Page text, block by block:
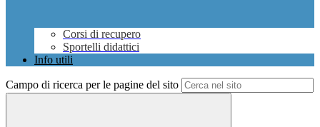
Corsi di recupero
Sportelli didattici
Info utili
Campo di ricerca per le pagine del sito